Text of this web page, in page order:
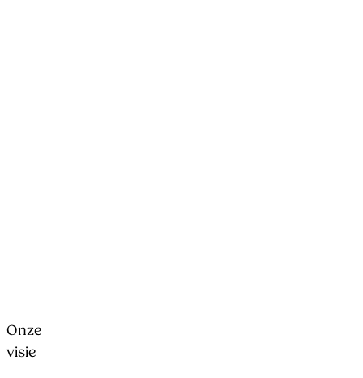
Onze
visie